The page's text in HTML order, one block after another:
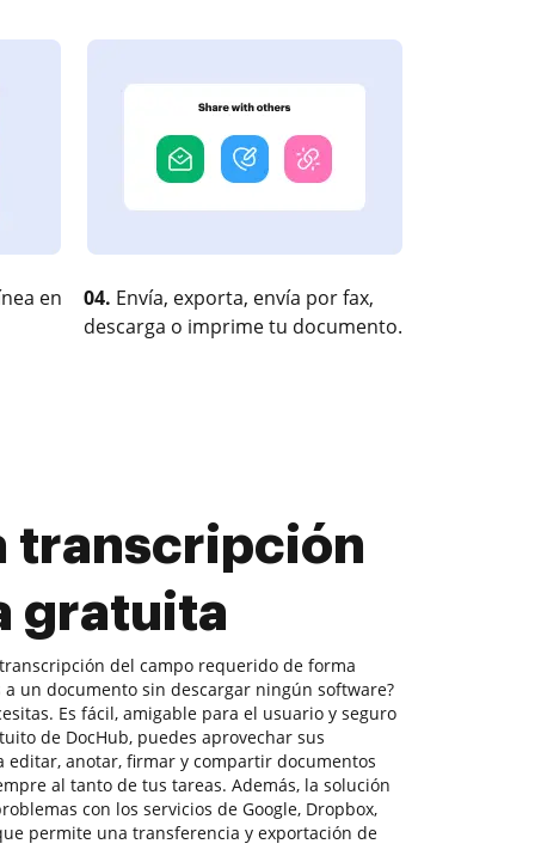
en
04. Envía, exporta, envía por fax,
descarga o imprime tu documento.
transcripción
gratuita
del campo requerido de forma
un documento sin descargar ningún software?
Es fácil, amigable para el usuario y seguro
de DocHub, puedes aprovechar sus
anotar, firmar y compartir documentos
al tanto de tus tareas. Además, la solución
con los servicios de Google, Dropbox,
permite una transferencia y exportación de